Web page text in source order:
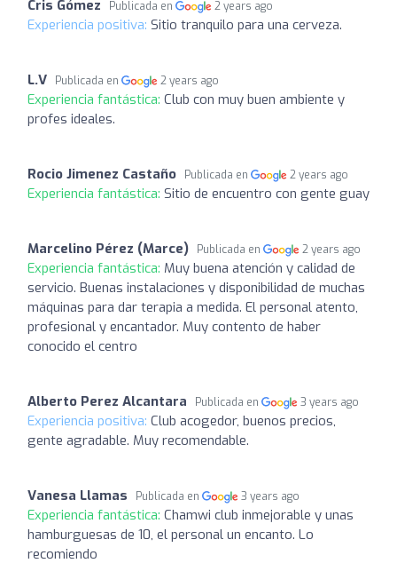
Cris Gómez Publicada en 2 years ago
Experiencia positiva: Sitio tranquilo para una cerveza.
L.V Publicada en 2 years ago
Experiencia fantástica: Club con muy buen ambiente y
profes ideales.
Rocio Jimenez Castaño Publicada en 2 years ago
Experiencia fantástica: Sitio de encuentro con gente guay
Marcelino Pérez (Marce) Publicada en 2 years ago
Experiencia fantástica: Muy buena atención y calidad de
servicio. Buenas instalaciones y disponibilidad de muchas
máquinas para dar terapia a medida. El personal atento,
profesional y encantador. Muy contento de haber
conocido el centro
Alberto Perez Alcantara Publicada en 3 years ago
Experiencia positiva: Club acogedor, buenos precios,
gente agradable. Muy recomendable.
Vanesa Llamas Publicada en 3 years ago
Experiencia fantástica: Chamwi club inmejorable y unas
hamburguesas de 10, el personal un encanto. Lo
recomiendo